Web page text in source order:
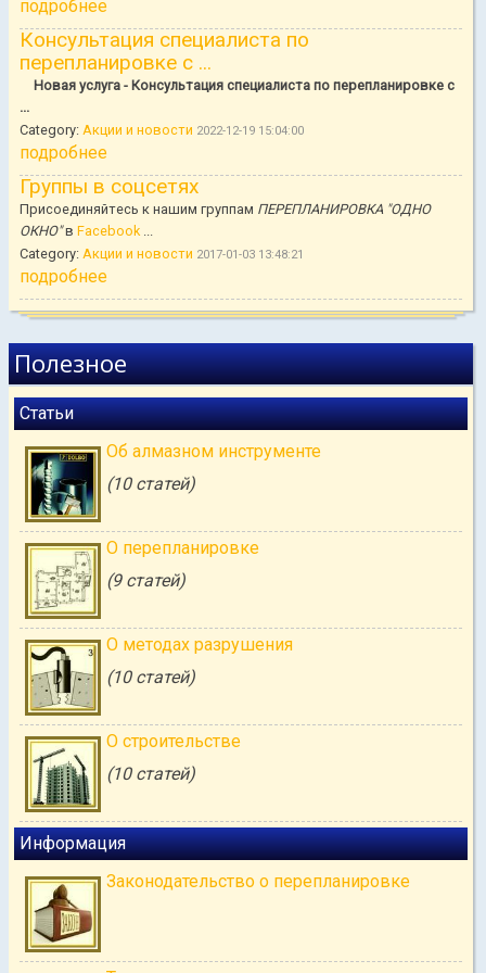
подробнее
Консультация специалиста по
перепланировке с ...
Новая услуга - Консультация специалиста по перепланировке с
...
Category: Акции и новости 2022-12-19 15:04:00
подробнее
Группы в соцсетях
Присоединяйтесь к нашим группам ПЕРЕПЛАНИРОВКА "ОДНО
ОКНО"в Facebook...
Category: Акции и новости 2017-01-03 13:48:21
подробнее
Полезное
Статьи
Об алмазном инструменте
(10 статей)
О перепланировке
(9 статей)
О методах разрушения
(10 статей)
О строительстве
(10 статей)
Информация
Законодательство о перепланировке